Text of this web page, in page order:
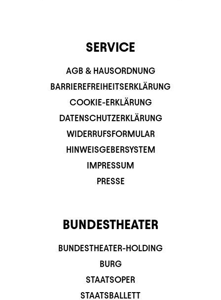
SERVICE
AGB & HAUSORDNUNG
BARRIEREFREIHEITSERKLÄRUNG
COOKIE-ERKLÄRUNG
DATENSCHUTZERKLÄRUNG
WIDERRUFSFORMULAR
HINWEISGEBERSYSTEM
IMPRESSUM
PRESSE
BUNDESTHEATER
BUNDESTHEATER-HOLDING
BURG
STAATSOPER
STAATSBALLETT